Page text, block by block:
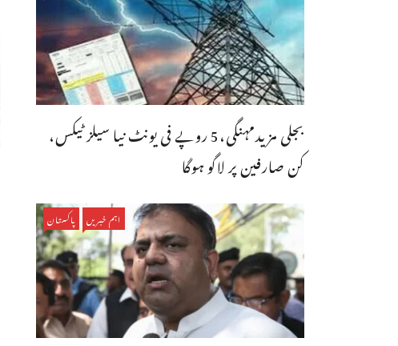
بجلی مزیدمہنگی،5 روپے فی یونٹ نیا سیلز ٹیکس،
کن صارفین پر لاگو ہوگا
اہم خبریں پاکستان